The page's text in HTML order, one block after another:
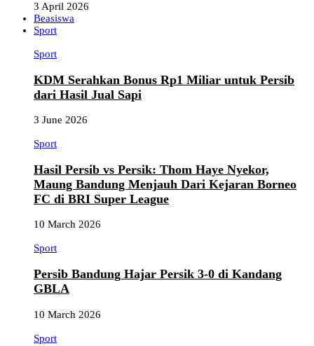
3 April 2026
Beasiswa
Sport
Sport
KDM Serahkan Bonus Rp1 Miliar untuk Persib
dari Hasil Jual Sapi
3 June 2026
Sport
Hasil Persib vs Persik: Thom Haye Nyekor,
Maung Bandung Menjauh Dari Kejaran Borneo
FC di BRI Super League
10 March 2026
Sport
Persib Bandung Hajar Persik 3-0 di Kandang
GBLA
10 March 2026
Sport